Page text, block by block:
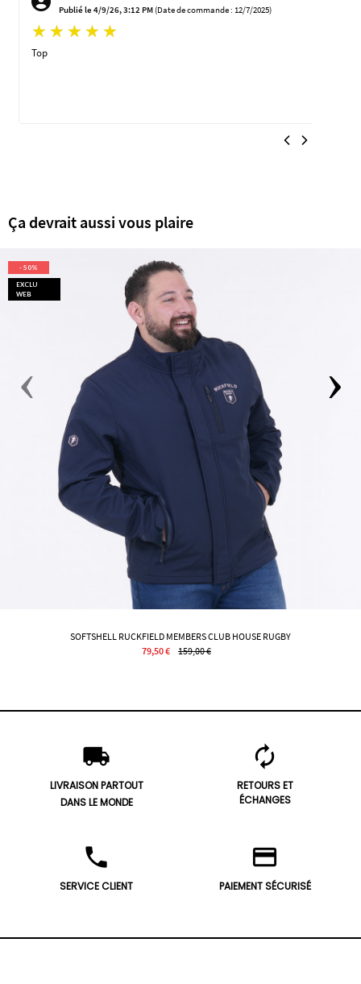
Publié le 4/9/26, 3:12 PM(Date de commande : 12/7/2025)
Top
Ça devrait aussi vous plaire
EXCLU
WEB
SOFTSHELL RUCKFIELD MEMBERS CLUB HOUSE RUGBY
- 50%
79,50 € 159,00 €
local_shipping
LIVRAISON PARTOUT
DANS LE MONDE
autorenew
RETOURS ET
ÉCHANGES
phone
SERVICE CLIENT
credit_card
PAIEMENT SÉCURISÉ